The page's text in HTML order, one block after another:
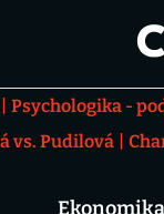
Psychologika -
vs. Pudilová
Ekonomika